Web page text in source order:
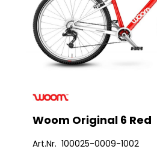
Woom Original 6 Red
Art.Nr. 100025-0009-1002